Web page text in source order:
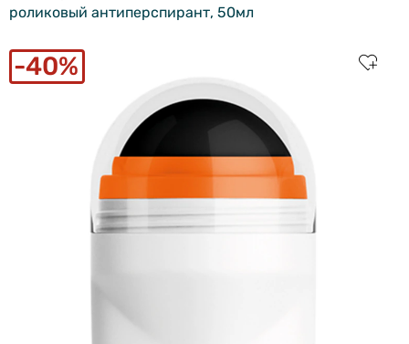
роликовый антиперспирант, 50мл
40%